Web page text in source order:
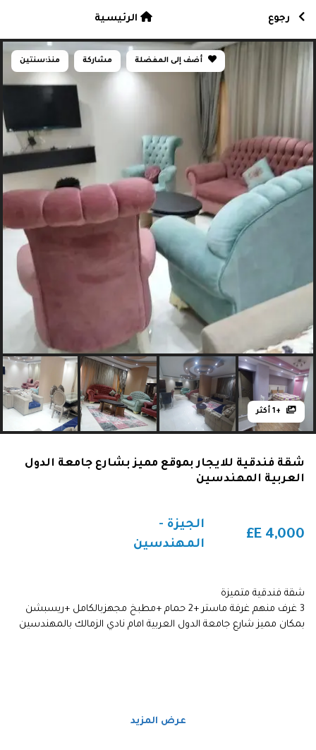
أضف إلى المفضلة مشاركة منذ:سنتين
+1 أكثر
شقة فندقية للايجار بموقع مميز بشارع جامعة الدول
العربية المهندسين
E£ 4,000
الجيزة -
المهندسين
شقة فندقية متميزة
3 غرف منهم غرفة ماستر +2 حمام +مطبخ مجهزبالكامل +ريسبشن
بمكان مميز شارع جامعة الدول العربية امام نادي الزمالك بالمهندسين
عرض المزيد
رجوع الرئيسية